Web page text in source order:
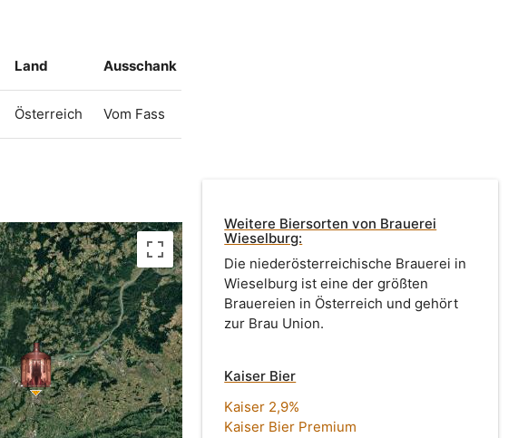
Land Ausschank
Österreich Vom Fass
Weitere Biersorten von Brauerei
Wieselburg:
Die niederösterreichische Brauerei in
Wieselburg ist eine der größten
Brauereien in Österreich und gehört
zur Brau Union.
Kaiser Bier
Kaiser 2,9%
Kaiser Bier Premium